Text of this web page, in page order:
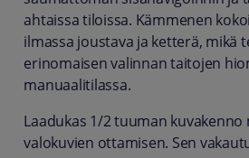
ahtaissa tiloissa. Kämmenen
ilmassa joustava ja ketterä, mikä
erinomaisen valinnan taitojen
manuaalitilassa.
Laadukas 1/2 tuuman kuvakenno
valokuvien ottamisen. Sen